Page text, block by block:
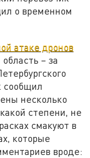
о временном
атаке дронов
– за
сообщил
несколько
степени, не
смакуют в
которые
вроде: